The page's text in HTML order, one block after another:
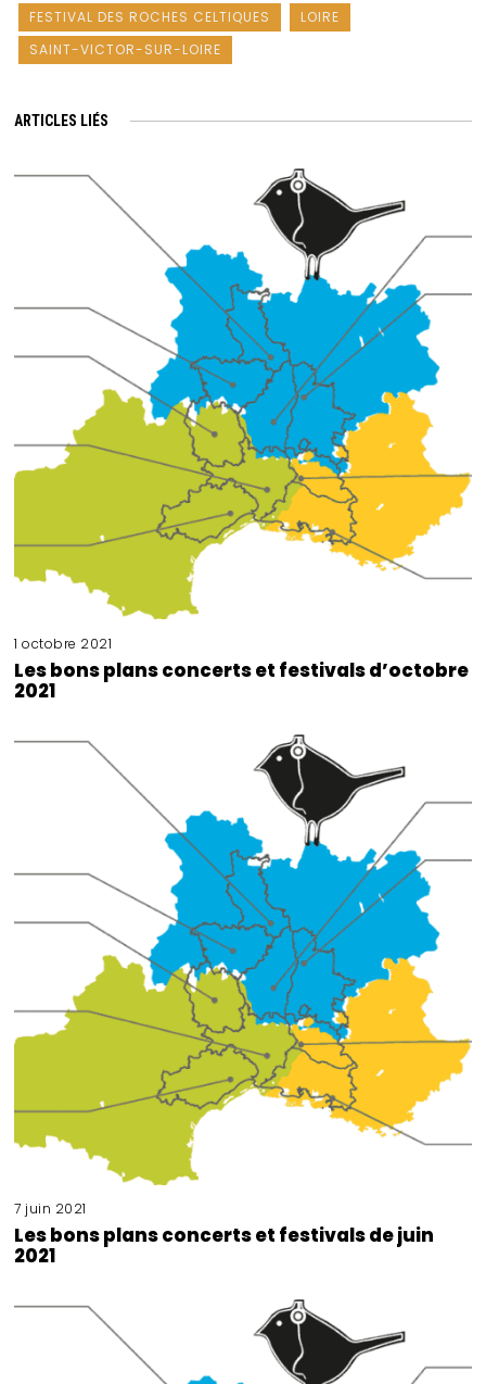
FESTIVAL DES ROCHES CELTIQUES
LOIRE
SAINT-VICTOR-SUR-LOIRE
ARTICLES LIÉS
1 octobre 2021
Les bons plans concerts et festivals d’octobre
2021
7 juin 2021
Les bons plans concerts et festivals de juin
2021